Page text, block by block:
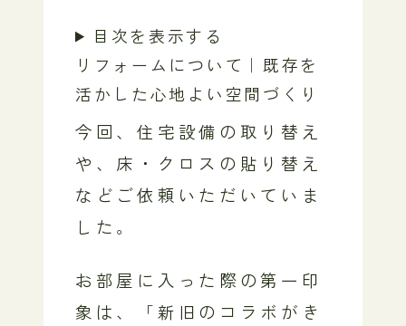
目次を表示する
リフォームについて｜既存を
活かした心地よい空間づくり
今回、住宅設備の取り替え
や、床・クロスの貼り替え
などご依頼いただいていま
した。
お部屋に入った際の第一印
象は、「新旧のコラボがき